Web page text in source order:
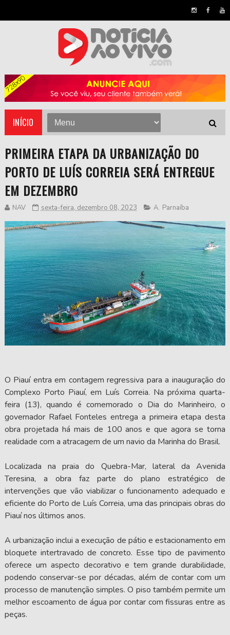
INÍCIO
PRIMEIRA ETAPA DA URBANIZAÇÃO DO
PORTO DE LUÍS CORREIA SERÁ ENTREGUE
EM DEZEMBRO
NAV sexta-feira, dezembro 08, 2023 A, Parnaíba
O Piauí entra em contagem regressiva para a inauguração do
Complexo Porto Piauí, em Luís Correia. Na próxima quarta-
feira (13), quando é comemorado o Dia do Marinheiro, o
governador Rafael Fonteles entrega a primeira etapa desta
obra projetada há mais de 100 anos e que agora se torna
realidade com a atracagem de um navio da Marinha do Brasil.
Localizada na praia do Quebra-Mar, lateral da Avenida
Teresina, a obra faz parte do plano estratégico de
intervenções que vão viabilizar o funcionamento adequado e
eficiente do Porto de Luís Correia, uma das principais obras do
Piauí nos últimos anos.
A urbanização inclui a execução de pátio e estacionamento em
bloquete intertravado de concreto. Esse tipo de pavimento
oferece um aspecto decorativo e tem grande durabilidade,
podendo conservar-se por décadas, além de contar com um
processo de manutenção simples. O piso também permite um
melhor escoamento de água por contar com fissuras entre as
peças.